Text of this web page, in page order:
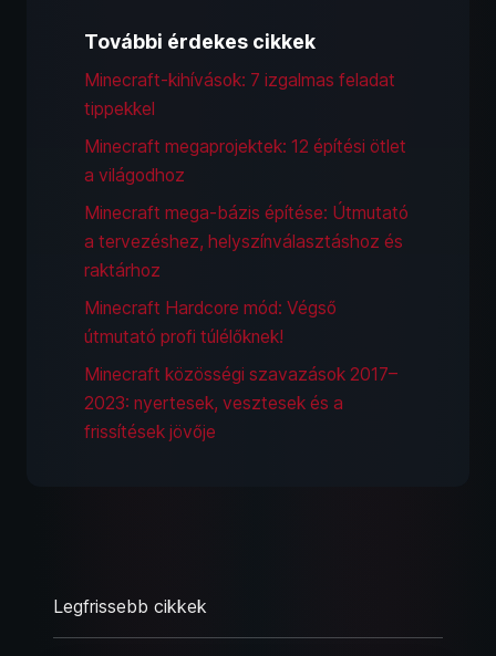
További érdekes cikkek
Minecraft-kihívások: 7 izgalmas feladat
tippekkel
Minecraft megaprojektek: 12 építési ötlet
a világodhoz
Minecraft mega-bázis építése: Útmutató
a tervezéshez, helyszínválasztáshoz és
raktárhoz
Minecraft Hardcore mód: Végső
útmutató profi túlélőknek!
Minecraft közösségi szavazások 2017–
2023: nyertesek, vesztesek és a
frissítések jövője
Legfrissebb cikkek